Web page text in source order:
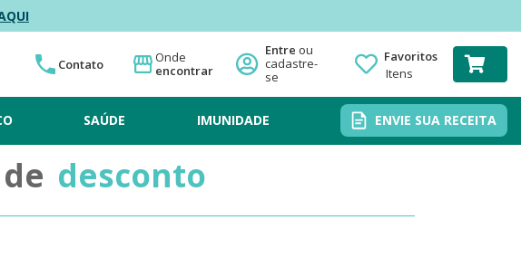
Contato
Onde
encontrar
Favoritos
Itens
SAÚDE IMUNIDADE ENVIE SUA RECEITA
desconto